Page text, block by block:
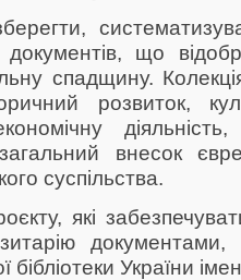
що
спадщину.
розвиток,
внесок
суспільства.
які
документами,
бібліотеки України